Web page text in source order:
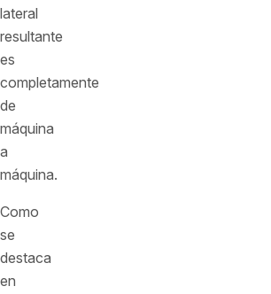
lateral
resultante
es
completamente
de
máquina
a
máquina.
Como
se
destaca
en